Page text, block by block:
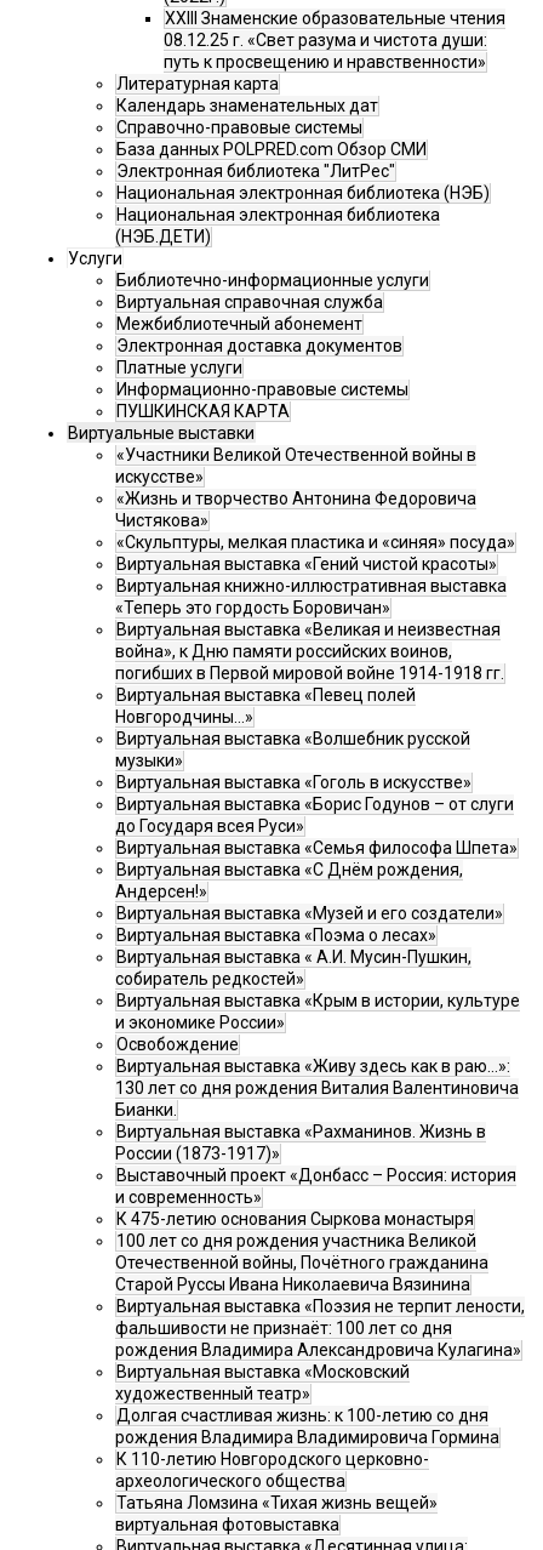
XXIII Знаменские образовательные чтения
08.12.25 г. «Свет разума и чистота души:
путь к просвещению и нравственности»
Литературная карта
Календарь знаменательных дат
Справочно-правовые системы
База данных POLPRED.com Обзор СМИ
Электронная библиотека "ЛитРес"
Национальная электронная библиотека (НЭБ)
Национальная электронная библиотека
(НЭБ.ДЕТИ)
Услуги
Библиотечно-информационные услуги
Виртуальная справочная служба
Межбиблиотечный абонемент
Электронная доставка документов
Платные услуги
Информационно-правовые системы
ПУШКИНСКАЯ КАРТА
Виртуальные выставки
«Участники Великой Отечественной войны в
искусстве»
«Жизнь и творчество Антонина Федоровича
Чистякова»
«Скульптуры, мелкая пластика и «синяя» посуда»
Виртуальная выставка «Гений чистой красоты»
Виртуальная книжно-иллюстративная выставка
«Теперь это гордость Боровичан»
Виртуальная выставка «Великая и неизвестная
война», к Дню памяти российских воинов,
погибших в Первой мировой войне 1914-1918 гг.
Виртуальная выставка «Певец полей
Новгородчины…»
Виртуальная выставка «Волшебник русской
музыки»
Виртуальная выставка «Гоголь в искусстве»
Виртуальная выставка «Борис Годунов – от слуги
до Государя всея Руси»
Виртуальная выставка «Семья философа Шпета»
Виртуальная выставка «С Днём рождения,
Андерсен!»
Виртуальная выставка «Музей и его создатели»
Виртуальная выставка «Поэма о лесах»
Виртуальная выставка « А.И. Мусин-Пушкин,
собиратель редкостей»
Виртуальная выставка «Крым в истории, культуре
и экономике России»
Освобождение
Виртуальная выставка «Живу здесь как в раю…»:
130 лет со дня рождения Виталия Валентиновича
Бианки.
Виртуальная выставка «Рахманинов. Жизнь в
России (1873-1917)»
Выставочный проект «Донбасс – Россия: история
и современность»
К 475-летию основания Сыркова монастыря
100 лет со дня рождения участника Великой
Отечественной войны, Почётного гражданина
Старой Руссы Ивана Николаевича Вязинина
Виртуальная выставка «Поэзия не терпит лености,
фальшивости не признаёт: 100 лет со дня
рождения Владимира Александровича Кулагина»
Виртуальная выставка «Московский
художественный театр»
Долгая счастливая жизнь: к 100-летию со дня
рождения Владимира Владимировича Гормина
К 110-летию Новгородского церковно-
археологического общества
Татьяна Ломзина «Тихая жизнь вещей»
виртуальная фотовыставка